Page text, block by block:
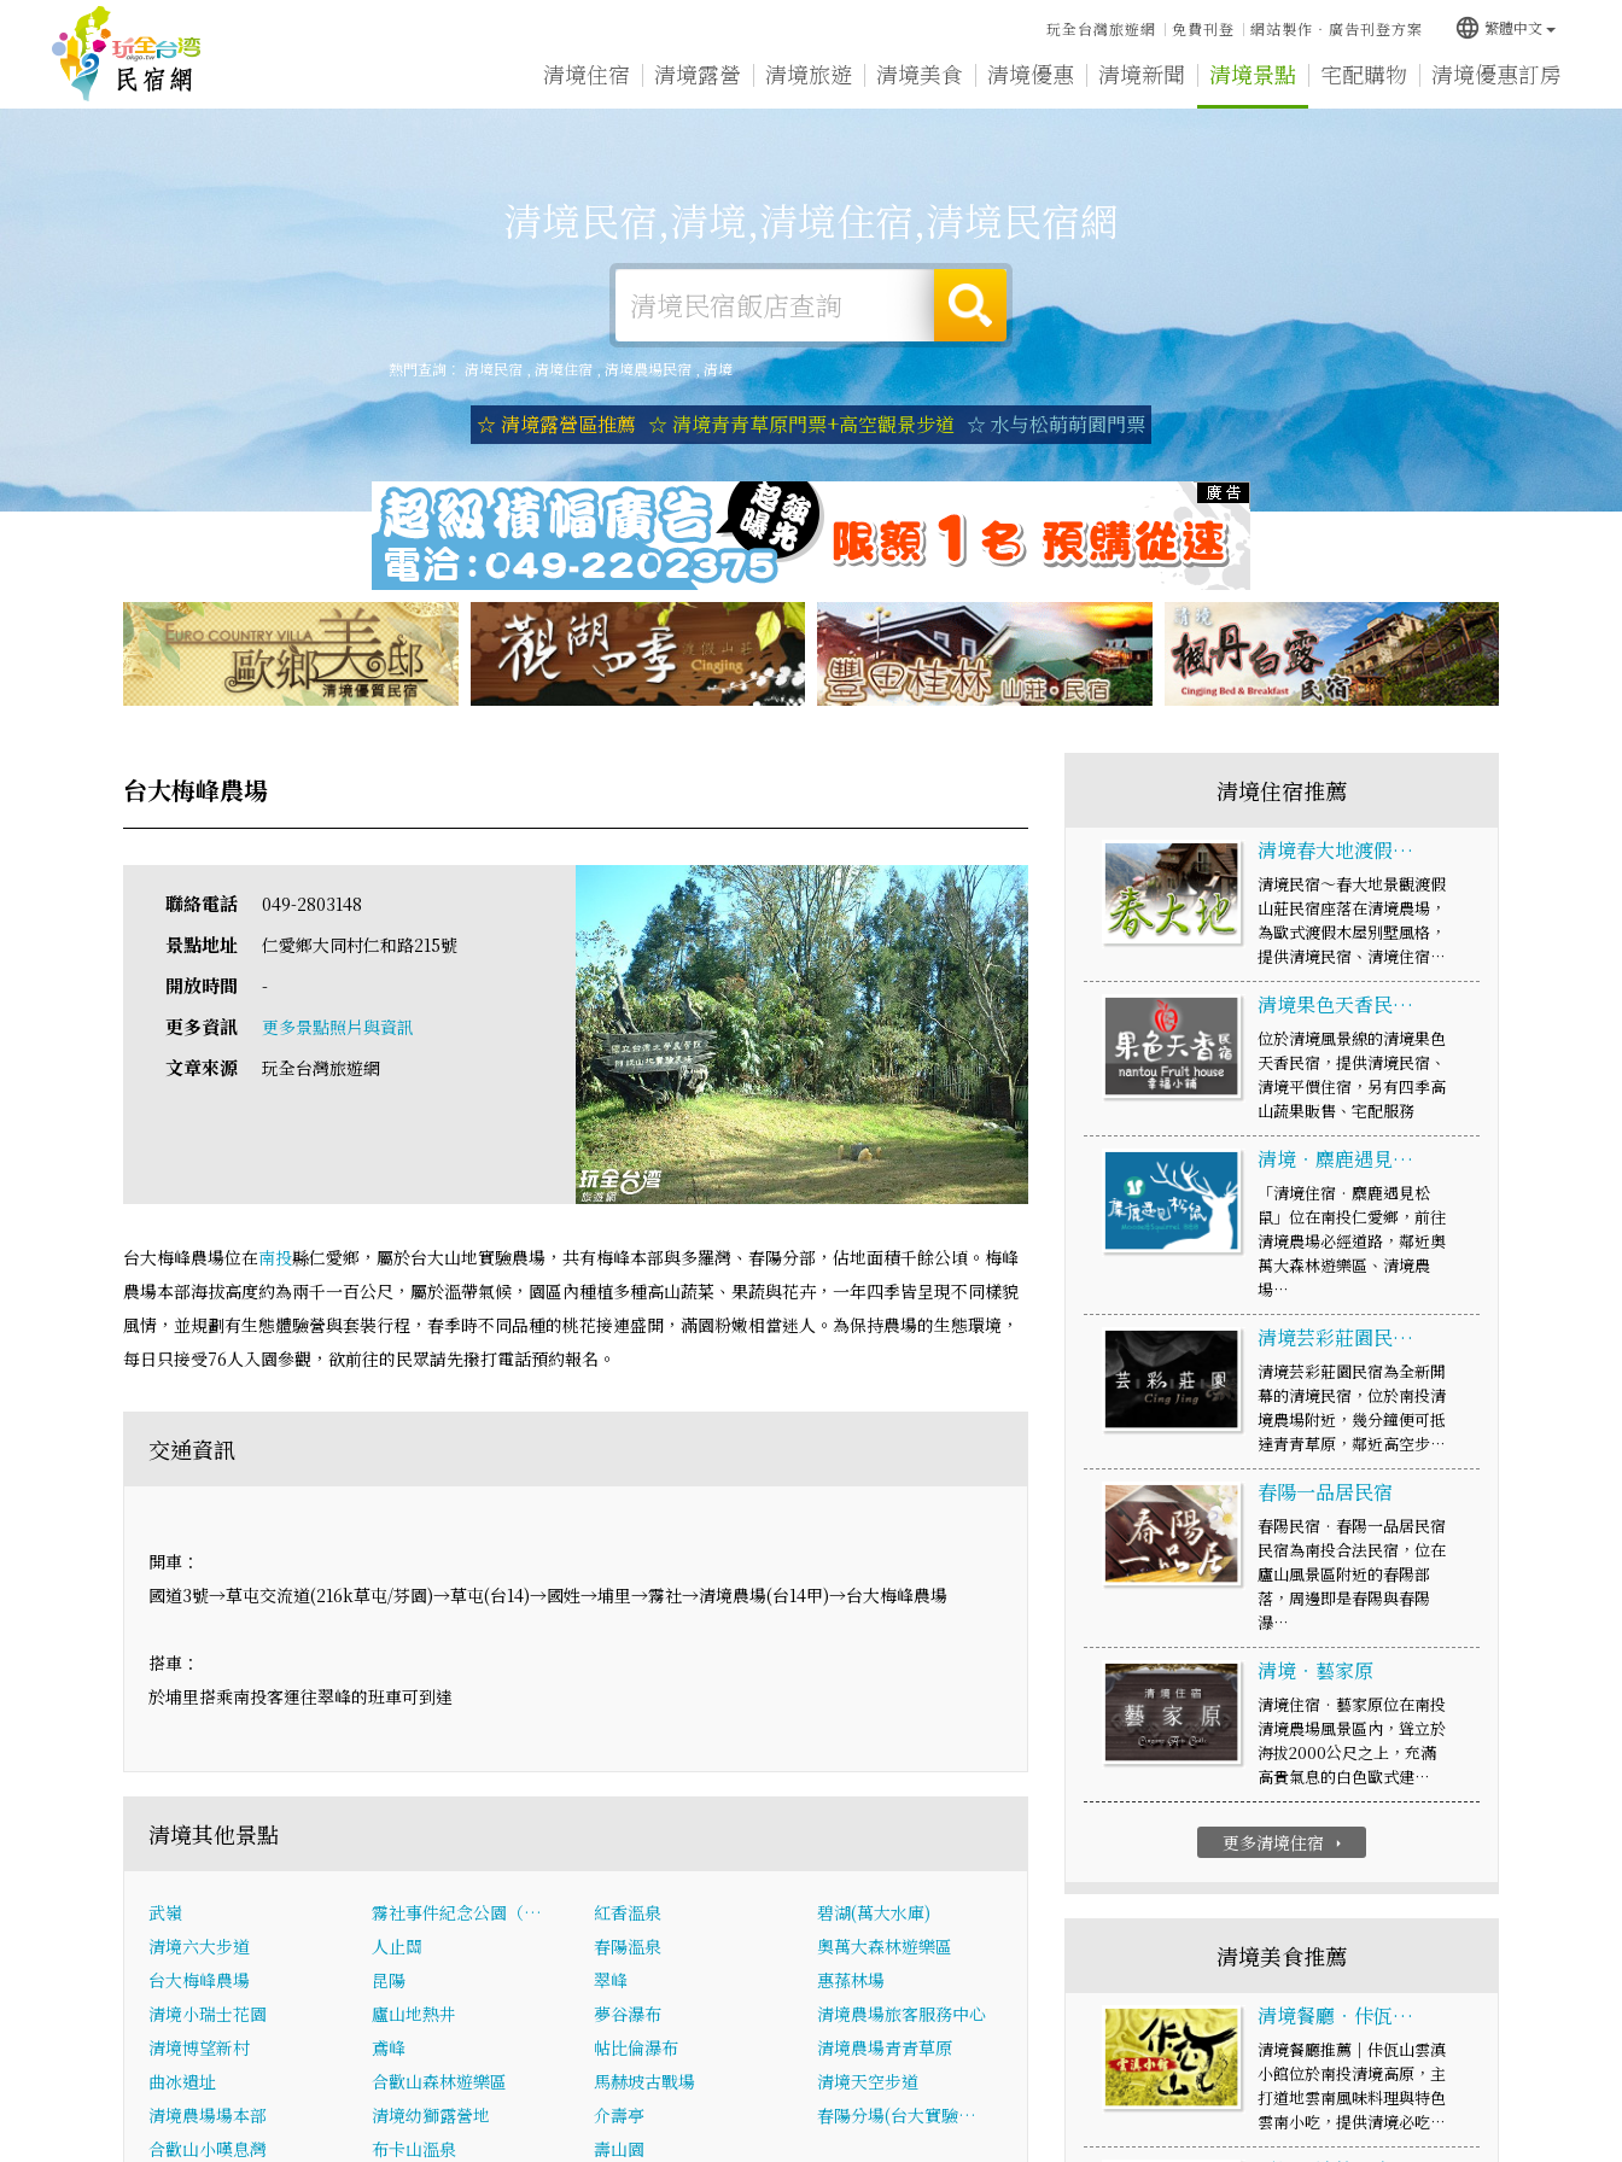
清境住宿 清境露營 清境旅遊 清境美食 清境優惠 清境新聞 清境景點 宅配購物 清境優惠訂房
玩全台灣旅遊網 免費刊登 網站製作‧廣告刊登方案 language 繁體中文
清境民宿,清境,清境住宿,清境民宿網
熱門查詢： 清境民宿 清境住宿,清境農場民宿, 清境
☆ 清境露營區推薦 ☆ 清境青青草原門票+高空觀景步道 ☆ 水与松萌萌園門票
台大梅峰農場
聯絡電話 049-2803148
景點地址 仁愛鄉大同村仁和路215號
開放時間 -
更多資訊 更多景點照片與資訊
文章來源 玩全台灣旅遊網
台大梅峰農場位在南投縣仁愛鄉，屬於台大山地實驗農場，共有梅峰本部與多羅灣、春陽分部，佔地面積千餘公頃。梅峰
農場本部海拔高度約為兩千一百公尺，屬於溫帶氣候，園區內種植多種高山蔬菜、果蔬與花卉，一年四季皆呈現不同樣貌
風情，並規劃有生態體驗營與套裝行程，春季時不同品種的桃花接連盛開，滿園粉嫩相當迷人。為保持農場的生態環境，
每日只接受76人入園參觀，欲前往的民眾請先撥打電話預約報名。
交通資訊
開車：
國道3號→草屯交流道(216k草屯/芬園)→草屯(台14)→國姓→埔里→霧社→清境農場(台14甲)→台大梅峰農場
搭車：
於埔里搭乘南投客運往翠峰的班車可到達
清境其他景點
武嶺 霧社事件紀念公園（… 紅香溫泉
碧湖(萬大水庫)
清境六大步道
人止關 春陽溫泉
奧萬大森林遊樂區
台大梅峰農場
昆陽 翠峰
惠蓀林場
清境小瑞士花園
廬山地熱井 夢谷瀑布
清境農場旅客服務中心
清境博望新村
鳶峰 帖比倫瀑布
清境農場青青草原
曲冰遺址
合歡山森林遊樂區 馬赫坡古戰場
清境天空步道
清境農場場本部
清境幼獅露營地 介壽亭
春陽分場(台大實驗…
合歡山小嘆息灣
布卡山溫泉 壽山園
清境住宿推薦
清境春大地渡假…
清境民宿～春大地景觀渡假
山莊民宿座落在清境農場，
為歐式渡假木屋別墅風格，
提供清境民宿、清境住宿…
清境果色天香民…
位於清境風景線的清境果色
天香民宿，提供清境民宿、
清境平價住宿，另有四季高
山蔬果販售、宅配服務
清境‧麋鹿遇見…
「清境住宿‧麋鹿遇見松
鼠」位在南投仁愛鄉，前往
清境農場必經道路，鄰近奧
萬大森林遊樂區、清境農
場…
清境芸彩莊園民…
清境芸彩莊園民宿為全新開
幕的清境民宿，位於南投清
境農場附近，幾分鐘便可抵
達青青草原，鄰近高空步…
春陽一品居民宿
春陽民宿‧春陽一品居民宿
民宿為南投合法民宿，位在
廬山風景區附近的春陽部
落，周邊即是春陽與春陽
瀑…
清境‧藝家原
清境住宿‧藝家原位在南投
清境農場風景區內，聳立於
海拔2000公尺之上，充滿
高貴氣息的白色歐式建…
更多清境住宿 arrow_right
清境美食推薦
清境餐廳‧佧佤…
清境餐廳推薦｜佧佤山雲滇
小館位於南投清境高原，主
打道地雲南風味料理與特色
雲南小吃，提供清境必吃…